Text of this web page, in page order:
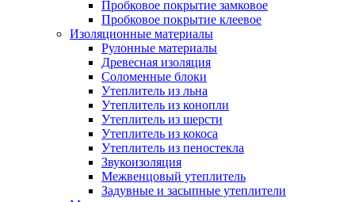
Пробковое покрытие замковое
Пробковое покрытие клеевое
Изоляционные материалы
Рулонные материалы
Древесная изоляция
Соломенные блоки
Утеплитель из льна
Утеплитель из конопли
Утеплитель из шерсти
Утеплитель из кокоса
Утеплитель из пеностекла
Звукоизоляция
Межвенцовый утеплитель
Задувные и засыпные утеплители